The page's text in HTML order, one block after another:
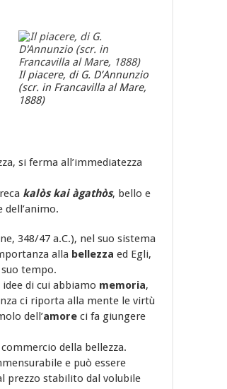
Il piacere, di G. D’Annunzio
(scr. in Francavilla al Mare,
1888)
si ferma all’immediatezza
kalòs kai àgathòs, bello e
348/47 a.C.), nel suo sistema
alla bellezza ed Egli,
tempo.
idee di cui abbiamo memoria,
ci riporta alla mente le virtù
dell’amoreci fa giungere
della bellezza.
e può essere
prezzo stabilito dal volubile